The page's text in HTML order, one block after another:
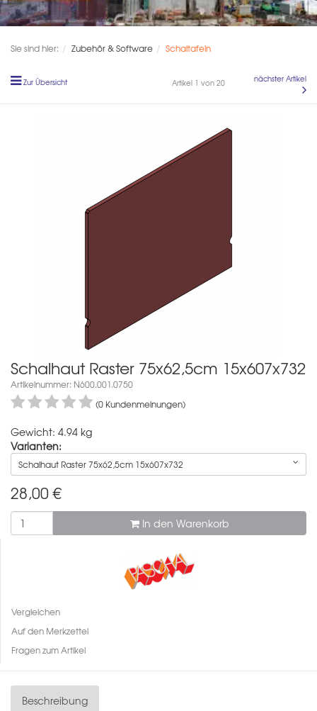
Sie sind hier: Zubehör & Software Schaltafeln
Zur Übersicht Artikel 1 von 20 nächster Artikel
Schalhaut Raster 75x62,5cm 15x607x732
Artikelnummer: N600.001.0750
(0 Kundenmeinungen)
Gewicht: 4.94 kg
Varianten:
Schalhaut Raster 75x62,5cm 15x607x732
28,00 €
In den Warenkorb
Vergleichen
Auf den Merkzettel
Fragen zum Artikel
Beschreibung